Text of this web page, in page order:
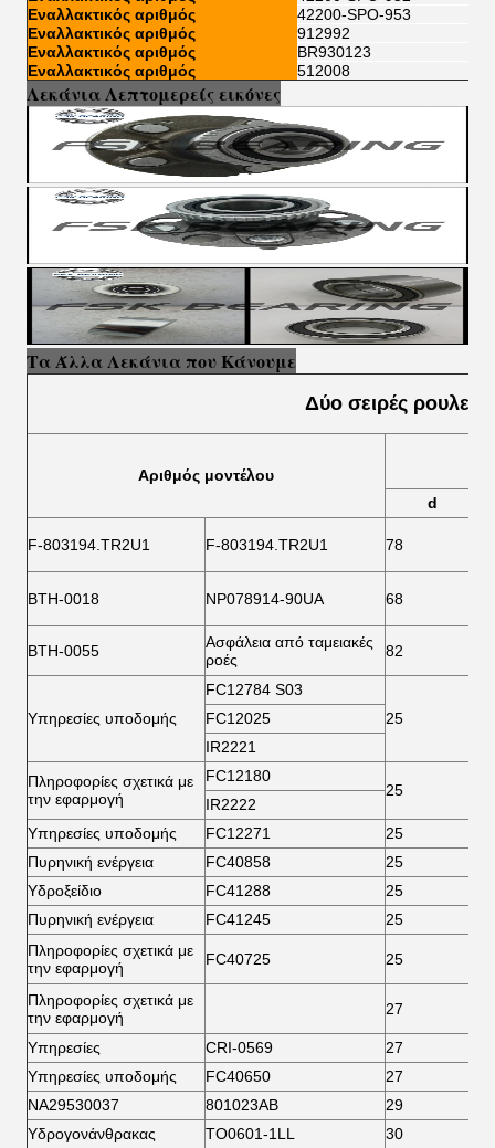
Εναλλακτικός αριθμός
42200-SPO-953
Εναλλακτικός αριθμός
912992
Εναλλακτικός αριθμός
BR930123
Εναλλακτικός αριθμός
512008
Λεκάνια Λεπτομερείς εικόνες
Τα Άλλα Λεκάνια που Κάνουμε
Δύο σειρές
Αριθμός μοντέλου
d
F-803194.TR2U1 F-803194.TR2U1 78
BTH-0018 NP078914-90UA 68
BTH-0055
Ασφάλεια από ταμειακές
ροές
82
Υπηρεσίες υποδομής
FC12784 S03
25
FC12025
IR2221
Πληροφορίες σχετικά με
την εφαρμογή
FC12180
25
IR2222
Υπηρεσίες υποδομής
FC12271 25
Πυρηνική ενέργεια
FC40858 25
Υδροξείδιο
FC41288 25
Πυρηνική ενέργεια
FC41245 25
Πληροφορίες σχετικά με
την εφαρμογή
FC40725 25
Πληροφορίες σχετικά με
την εφαρμογή
27
Υπηρεσίες CRI-0569 27
Υπηρεσίες υποδομής
FC40650 27
ΝΑ29530037
801023AB 29
Υδρογονάνθρακας
ΤΟ0601-1LL 30